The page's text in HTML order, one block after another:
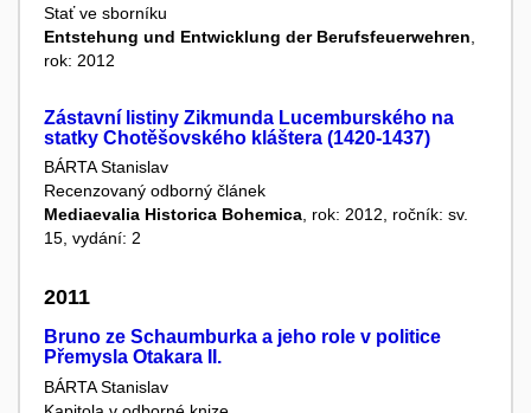
Stať ve sborníku
Entstehung und Entwicklung der Berufsfeuerwehren
rok: 2012
Zástavní listiny Zikmunda Lucemburského na
statky Chotěšovského kláštera (1420-1437)
BÁRTA Stanislav
Recenzovaný odborný článek
Mediaevalia Historica Bohemica , rok: 2012, ročník: sv.
15, vydání: 2
2011
Bruno ze Schaumburka a jeho role v politice
Přemysla Otakara II.
BÁRTA Stanislav